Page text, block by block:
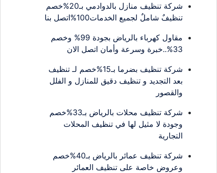
شركة تنظيف منازل بالدوادمي بـ20%خصم
تنظيفٌ شاملٌ لجميع الخدمات100%اتصل بنا
مقاول كهرباء بالرياض بجودة 99% وخصم
33%..خبرة وسرعة وأمان اتصل الان
شركة تنظيف بضرما بـ15%خصم لـ تنظيف
بعد التجديد و تنظيف دقيق للمنازل و الفلل
والقصور
شركة تنظيف محلات بالرياض بـ33%خصم
وجودة لا مثيل لها في تنظيف المحلات
التجارية
شركة تنظيف عمائر بالرياض بـ40%خصم
وعروض خاصة على تنظيف العمائر